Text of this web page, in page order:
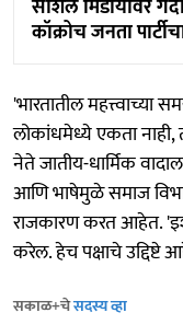
सोशल मिडीयावर
कॉक्रोच जनता
'भारतातील महत्त्वाच्या
लोकांधमेध्ये एकता नाही,
नेते जातीय-धार्मिक
आणि भाषेमुळे समाज
राजकारण करत आहेत. 'इश्क
करेल. हेच पक्षाचे उद्दिष्टे
सकाळ+चेसदस्य व्हा